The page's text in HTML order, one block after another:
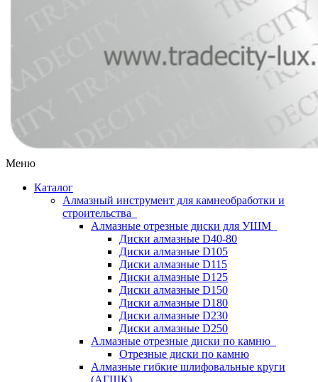
Меню
Каталог
Алмазный инструмент для камнеобработки и
строительства
Алмазные отрезные диски для УШМ
Диски алмазные D40-80
Диски алмазные D105
Диски алмазные D115
Диски алмазные D125
Диски алмазные D150
Диски алмазные D180
Диски алмазные D230
Диски алмазные D250
Алмазные отрезные диски по камню
Отрезные диски по камню
Алмазные гибкие шлифовальные круги
(АГШК)